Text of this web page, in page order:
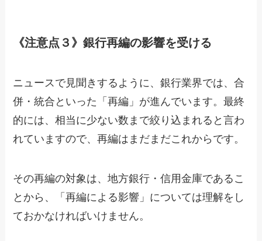
《注意点３》銀行再編の影響を受ける
ニュースで見聞きするように、銀行業界では、合
併・統合といった「再編」が進んでいます。最終
的には、相当に少ない数まで絞り込まれると言わ
れていますので、再編はまだまだこれからです。
その再編の対象は、地方銀行・信用金庫であるこ
とから、「再編による影響」については理解をし
ておかなければいけません。